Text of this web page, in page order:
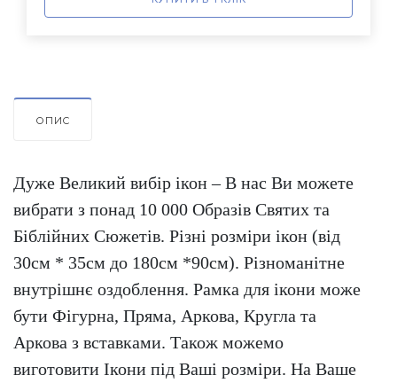
ОПИС
Дуже Великий вибір ікон – В нас Ви можете
вибрати з понад 10 000 Образів Святих та
Біблійних Сюжетів. Різні розміри ікон (від
30см * 35см до 180см *90см). Різноманітне
внутрішнє оздоблення. Рамка для ікони може
бути Фігурна, Пряма, Аркова, Кругла та
Аркова з вставками. Також можемо
виготовити Ікони під Ваші розміри. На Ваше